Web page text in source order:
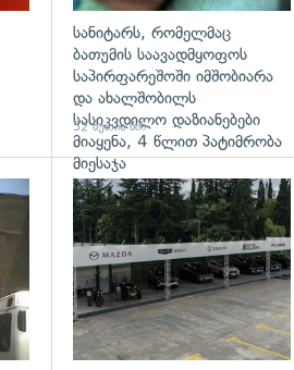
სანიტარს, რომელმაც
ბათუმის საავადმყოფოს
საპირფარეშოში იმშობიარა
და ახალშობილს
სასიკვდილო დაზიანებები
მიაყენა, 4 წლით პატიმრობა
მიესაჯა
52 წუთის წინ
გადახედვა